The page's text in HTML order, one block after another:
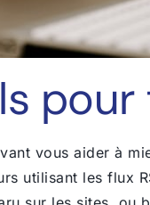
pour
vous aider à
utilisant les flux